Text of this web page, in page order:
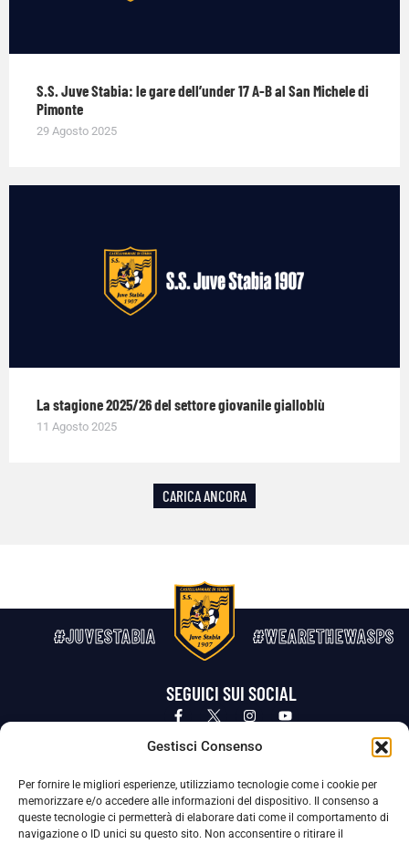
Gestisci Consenso
Per fornire le migliori esperienze, utilizziamo tecnologie come i cookie per
memorizzare e/o accedere alle informazioni del dispositivo. Il consenso a
queste tecnologie ci permetterà di elaborare dati come il comportamento di
navigazione o ID unici su questo sito. Non acconsentire o ritirare il
S.S. Juve Stabia: le gare dell’under 17 A-B al San Michele di
Pimonte
29 Agosto 2025
La stagione 2025/26 del settore giovanile gialloblù
11 Agosto 2025
CARICA ANCORA
#JUVESTABIA #WEARETHEWASPS
SEGUICI SUI SOCIAL
Privacy Policy Cookie Policy
La Società ha nominato il Responsabile della Protezione dei Dati Personali (DPO), figura specializzata che vigila sulle modalità
adottate dalla nostra Società per tutelare i Suoi dati personali.